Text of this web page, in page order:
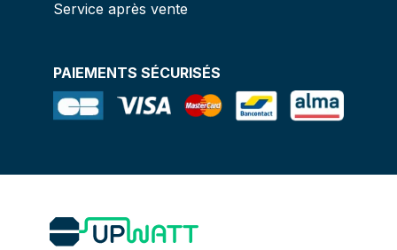
Service après vente
PAIEMENTS SÉCURISÉS